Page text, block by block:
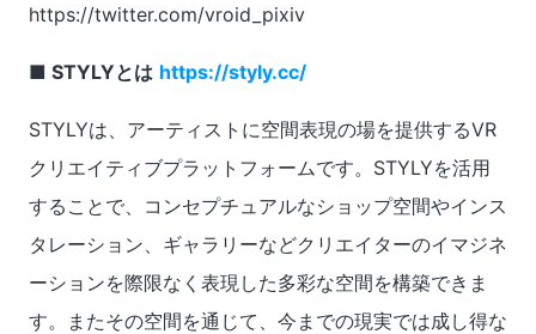
https://twitter.com/vroid_pixiv
■ STYLYとは https://styly.cc/
STYLYは、アーティストに空間表現の場を提供するVR
クリエイティブプラットフォームです。STYLYを活用
することで、コンセプチュアルなショップ空間やインス
タレーション、ギャラリーなどクリエイターのイマジネ
ーションを際限なく表現した多彩な空間を構築できま
す。またその空間を通じて、今までの現実では成し得な